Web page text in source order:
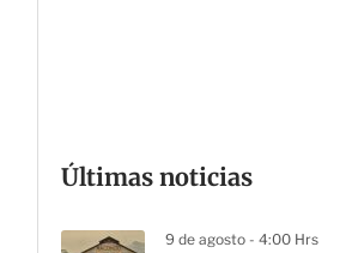
Últimas noticias
9 de agosto - 4:00 Hrs